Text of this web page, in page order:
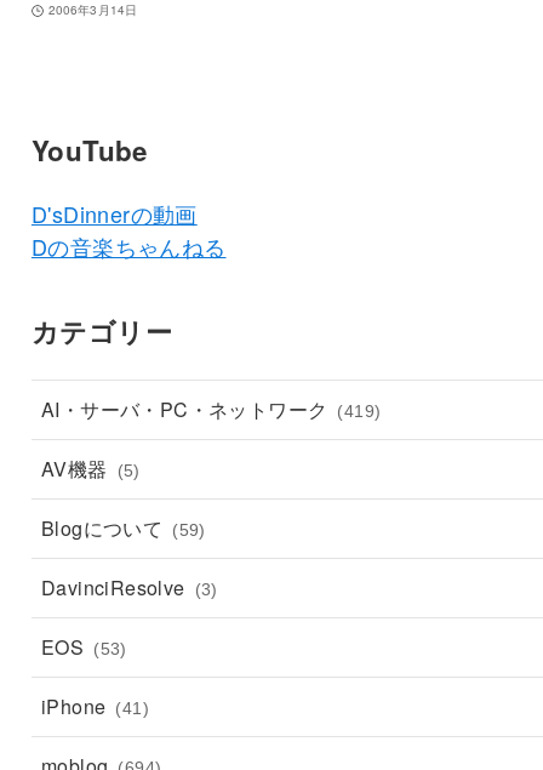
2006年3月14日
YouTube
D'sDinnerの動画
Dの音楽ちゃんねる
カテゴリー
AI・サーバ・PC・ネットワーク (419)
AV機器 (5)
Blogについて (59)
DavinciResolve (3)
EOS (53)
iPhone (41)